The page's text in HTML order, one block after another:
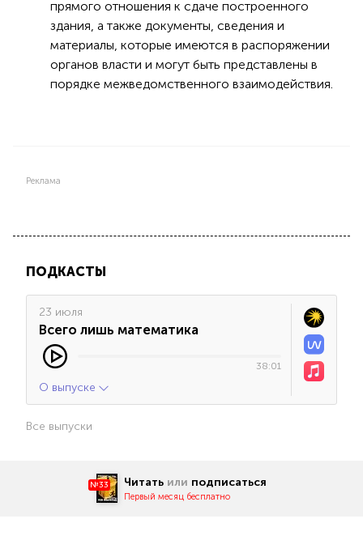
прямого отношения к сдаче построенного
здания, а также документы, сведения и
материалы, которые имеются в распоряжении
органов власти и могут быть представлены в
порядке межведомственного взаимодействия.
Реклама
ПОДКАСТЫ
23 июля
Всего лишь математика
38:01
О выпуске
Все выпуски
№33 Читать или подписаться
Первый месяц бесплатно